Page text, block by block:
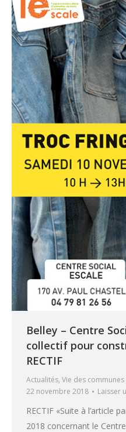
Belley – Centre
collectif pour
RECTIF
Actualités, Vie des communes
22 novembre 2018
Laisser
RECTIF «Suite à l’article
2018 concernant le